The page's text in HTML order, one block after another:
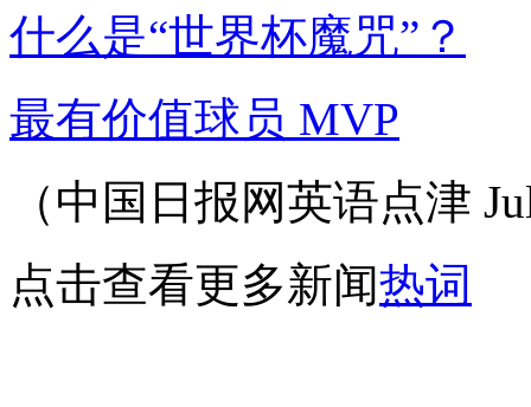
什么是“世界杯魔咒”？
最有价值球员 MVP
（中国日报网英语点津
点击查看更多新闻热词